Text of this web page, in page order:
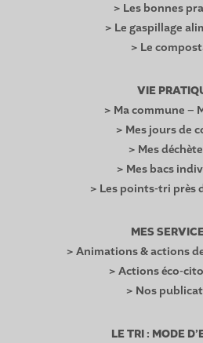
> Les bonnes
> Le gaspillage
> Le
VIE
> Ma commune –
> Mes jours de
> Mes
> Mes bacs
> Les points-tri près
MES
> Animations & actions
> Actions éco-
> Nos
LE TRI : MODE